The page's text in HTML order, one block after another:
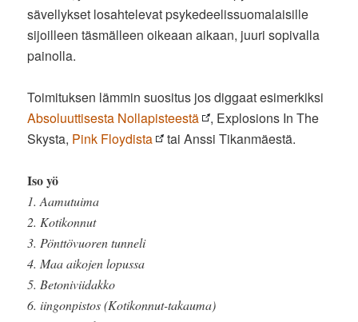
sävellykset losahtelevat psykedeelissuomalaisille
sijoilleen täsmälleen oikeaan aikaan, juuri sopivalla
painolla.
Toimituksen lämmin suositus jos diggaat esimerkiksi
Absoluuttisesta Nollapisteestä
, Explosions In The
Skysta, Pink Floydista tai Anssi Tikanmäestä.
Iso yö
1. Aamutuima
2. Kotikonnut
3. Pönttövuoren tunneli
4. Maa aikojen lopussa
5. Betoniviidakko
6. iingonpistos (Kotikonnut-takauma)